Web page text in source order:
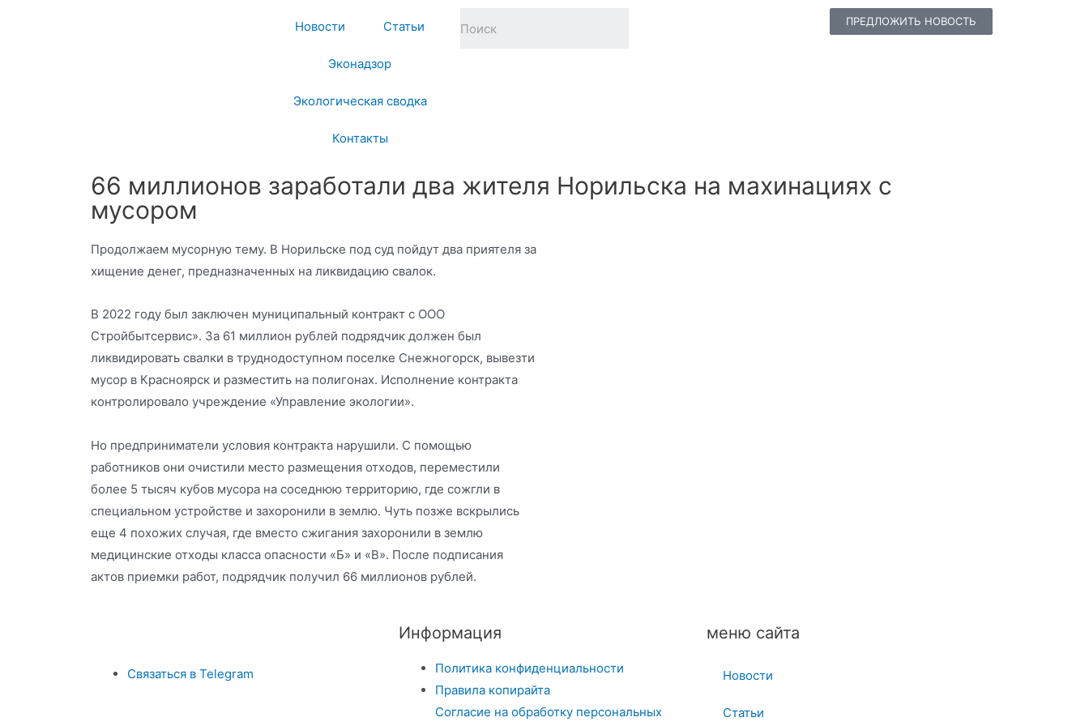
Новости Статьи
Эконадзор
Экологическая сводка
Контакты
ПРЕДЛОЖИТЬ НОВОСТЬ
66 миллионов заработали два жителя Норильска на махинациях с
мусором
Продолжаем мусорную тему. В Норильске под суд пойдут два приятеля за
хищение денег, предназначенных на ликвидацию свалок.
В 2022 году был заключен муниципальный контракт с ООО
Стройбытсервис». За 61 миллион рублей подрядчик должен был
ликвидировать свалки в труднодоступном поселке Снежногорск, вывезти
мусор в Красноярск и разместить на полигонах. Исполнение контракта
контролировало учреждение «Управление экологии».
Но предприниматели условия контракта нарушили. С помощью
работников они очистили место размещения отходов, переместили
более 5 тысяч кубов мусора на соседнюю территорию, где сожгли в
специальном устройстве и захоронили в землю. Чуть позже вскрылись
еще 4 похожих случая, где вместо сжигания захоронили в землю
медицинские отходы класса опасности «Б» и «В». После подписания
актов приемки работ, подрядчик получил 66 миллионов рублей.
Связаться в Telegram
Информация
Политика конфиденциальности
Правила копирайта
Согласие на обработку персональных
меню сайта
Новости
Статьи